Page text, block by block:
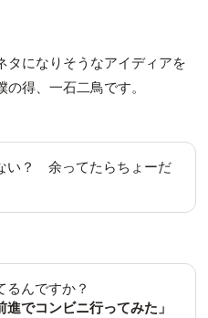
タになりそうなアイディアを
得、一石二鳥です。
い？ 余ってたらちょーだ
るんですか？
進でコンビニ行ってみた」